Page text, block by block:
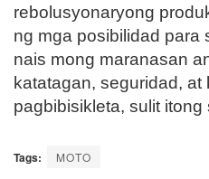
rebolusyonaryong
ng mga posibilidad para
nais mong maranasan
katatagan, seguridad, at
pagbibisikleta, sulit itong
Tags: MOTO